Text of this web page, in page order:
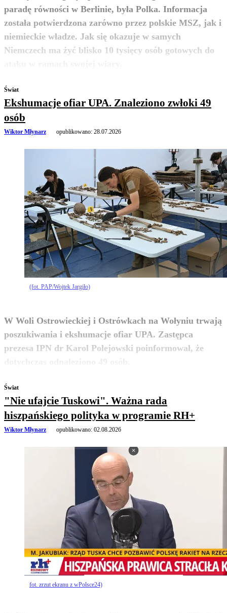
paradę równości w Berlinie, była Polka. Informacja
została potwierdzona zarówno przez polskie MSZ, jak i
niemieckie władze. Jak się okazuje w samych
Niemczech ma żyć blisko 10 tysięcy osób gotowych do
zobacz więcej
Świat
Ekshumacje ofiar UPA. Znaleziono zwłoki 49
osób
Wiktor Młynarz opublikowano: 28.07.2026
(fot. PAP/Wojtek Jargiło)
W Woli Ostrowieckiej i Ostrówkach na Wołyniu trwają
poszukiwania i ekshumacje ofiar UPA. Zastępca
prezesa IPN dr Karol Polejowski poinformował, że
dotychczas odnaleziono 49 osób.
zobacz więcej
Świat
"Nie ufajcie Tuskowi". Ważna rada
hiszpańskiego polityka w programie RH+
Wiktor Młynarz opublikowano: 02.08.2026
fot. zrzut ekranu z wPolsce24)